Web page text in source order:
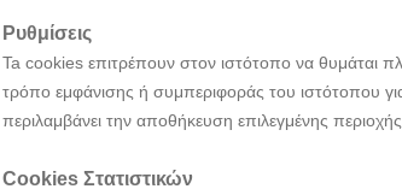
Ρυθμίσεις
Ta cookies επιτρέπουν στον ιστότοπο να θυμάται
τρόπο εμφάνισης ή συμπεριφοράς του ιστότοπου
περιλαμβάνει την αποθήκευση επιλεγμένης
Cookies Στατιστικών